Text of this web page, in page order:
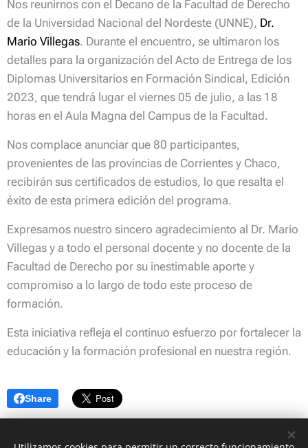
Nos reunirnos con el Decano de la Facultad de Derecho
de la Universidad Nacional del Nordeste (UNNE), Dr.
Mario Villegas. Durante el encuentro, se ultimaron los
detalles para la organización del Acto de Entrega de los
Diplomas Universitarios en Formación Sindical, Edición
2023, que tendrá lugar el viernes 05 de julio, a las 18
horas en el Aula Magna del Campus de la Facultad.
Nos complace anunciar que 80 participantes,
provenientes de las provincias de Corrientes y Chaco,
recibirán sus certificados de estudios, lo que resalta el
éxito de esta primera edición del programa.
Expresamos nuestro sincero agradecimiento al Dr. Mario
Villegas y a todo el personal docente y no docente de la
Facultad de Derecho por su inestimable aporte y
compromiso a lo largo de todo este proceso de
formación.
Esta iniciativa refleja el continuo esfuerzo por fortalecer la
educación y la formación profesional en nuestra región.
Share